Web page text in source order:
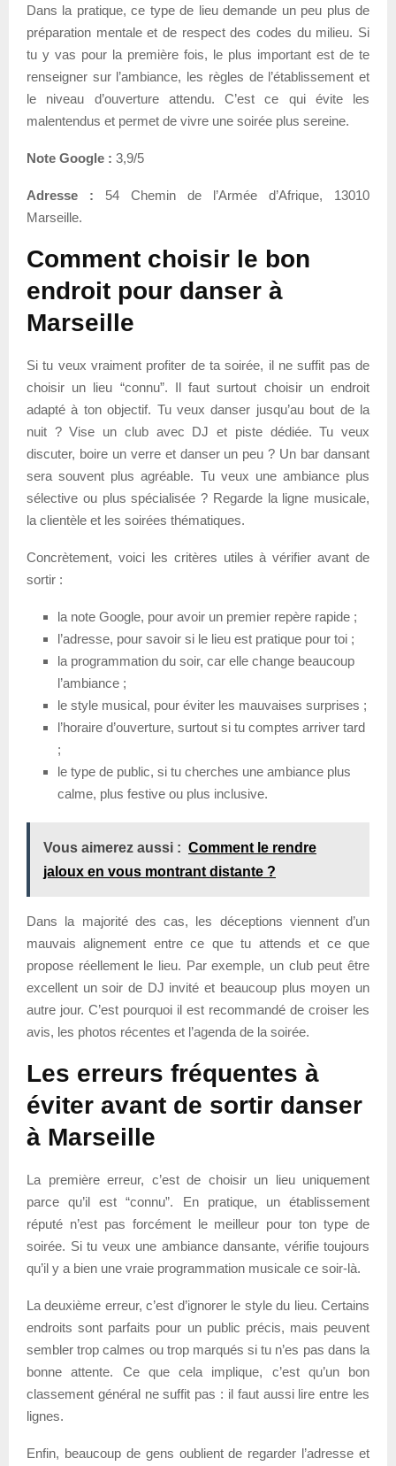
Dans la pratique, ce type de lieu demande un peu plus de
préparation mentale et de respect des codes du milieu. Si
tu y vas pour la première fois, le plus important est de te
renseigner sur l’ambiance, les règles de l’établissement et
le niveau d’ouverture attendu. C’est ce qui évite les
malentendus et permet de vivre une soirée plus sereine.
Note Google : 3,9/5
Adresse : 54 Chemin de l’Armée d’Afrique, 13010
Marseille.
Comment choisir le bon
endroit pour danser à
Marseille
Si tu veux vraiment profiter de ta soirée, il ne suffit pas de
choisir un lieu “connu”. Il faut surtout choisir un endroit
adapté à ton objectif. Tu veux danser jusqu’au bout de la
nuit ? Vise un club avec DJ et piste dédiée. Tu veux
discuter, boire un verre et danser un peu ? Un bar dansant
sera souvent plus agréable. Tu veux une ambiance plus
sélective ou plus spécialisée ? Regarde la ligne musicale,
la clientèle et les soirées thématiques.
Concrètement, voici les critères utiles à vérifier avant de
sortir :
la note Google, pour avoir un premier repère rapide ;
l’adresse, pour savoir si le lieu est pratique pour toi ;
la programmation du soir, car elle change beaucoup
l’ambiance ;
le style musical, pour éviter les mauvaises surprises ;
l’horaire d’ouverture, surtout si tu comptes arriver tard
;
le type de public, si tu cherches une ambiance plus
calme, plus festive ou plus inclusive.
Vous aimerez aussi : Comment le rendre
jaloux en vous montrant distante ?
Dans la majorité des cas, les déceptions viennent d’un
mauvais alignement entre ce que tu attends et ce que
propose réellement le lieu. Par exemple, un club peut être
excellent un soir de DJ invité et beaucoup plus moyen un
autre jour. C’est pourquoi il est recommandé de croiser les
avis, les photos récentes et l’agenda de la soirée.
Les erreurs fréquentes à
éviter avant de sortir danser
à Marseille
La première erreur, c’est de choisir un lieu uniquement
parce qu’il est “connu”. En pratique, un établissement
réputé n’est pas forcément le meilleur pour ton type de
soirée. Si tu veux une ambiance dansante, vérifie toujours
qu’il y a bien une vraie programmation musicale ce soir-là.
La deuxième erreur, c’est d’ignorer le style du lieu. Certains
endroits sont parfaits pour un public précis, mais peuvent
sembler trop calmes ou trop marqués si tu n’es pas dans la
bonne attente. Ce que cela implique, c’est qu’un bon
classement général ne suffit pas : il faut aussi lire entre les
lignes.
Enfin, beaucoup de gens oublient de regarder l’adresse et